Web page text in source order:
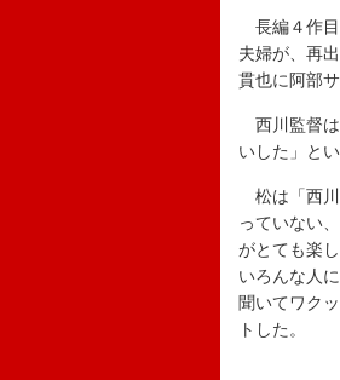
長編４作目
夫婦が、再
貫也に阿部
西川監督は
いした」とい
松は「西川
っていない
がとても楽
いろんな人
聞いてワク
トした。